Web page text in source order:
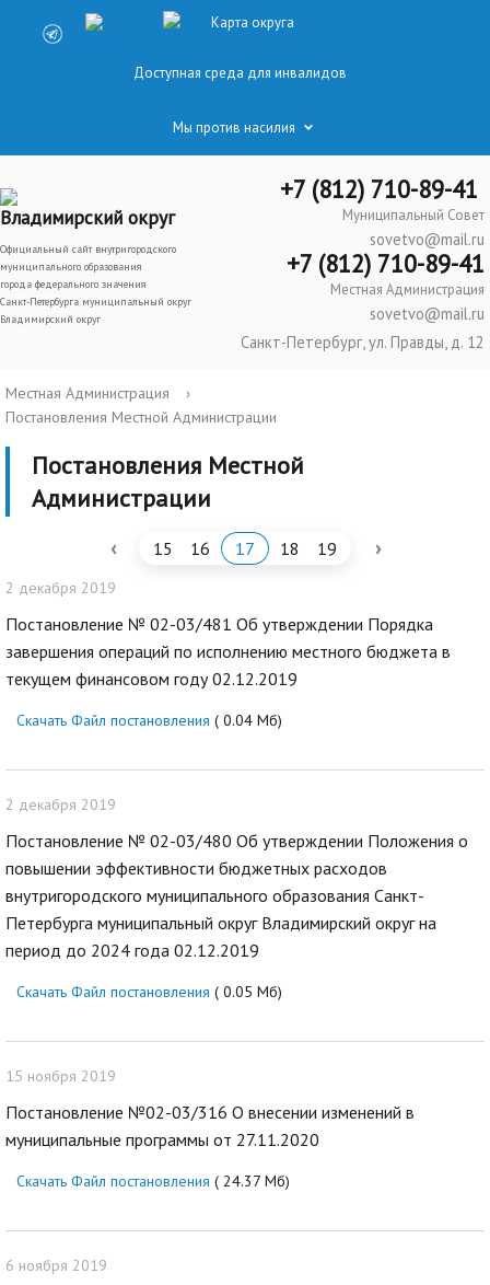
Карта округа
Доступная среда для инвалидов
Мы против насилия
Владимирский округ
Официальный сайт внутригородского
муниципального образования
города федерального значения
Санкт-Петербурга муниципальный округ
Владимирский округ
+7 (812) 710-89-41
Муниципальный Совет
sovetvo@mail.ru
+7 (812) 710-89-41
Местная Администрация
sovetvo@mail.ru
Санкт-Петербург, ул. Правды, д. 12
Местная Администрация
›
Постановления Местной Администрации
Постановления Местной
Администрации
‹ 15 16 17 18 19 ›
2 декабря 2019
Постановление № 02-03/481 Об утверждении Порядка
завершения операций по исполнению местного бюджета в
текущем финансовом году 02.12.2019
Скачать Файл постановления ( 0.04 Мб)
2 декабря 2019
Постановление № 02-03/480 Об утверждении Положения о
повышении эффективности бюджетных расходов
внутригородского муниципального образования Санкт-
Петербурга муниципальный округ Владимирский округ на
период до 2024 года 02.12.2019
Скачать Файл постановления ( 0.05 Мб)
15 ноября 2019
Постановление №02-03/316 О внесении изменений в
муниципальные программы от 27.11.2020
Скачать Файл постановления ( 24.37 Мб)
6 ноября 2019